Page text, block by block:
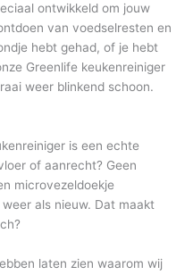
ontwikkeld om jouw
van voedselresten en
hebt gehad, of je hebt
Greenlife keukenreiniger
weer blinkend schoon.
is een echte
of aanrecht? Geen
microvezeldoekje
als nieuw. Dat maakt
laten zien waarom wij